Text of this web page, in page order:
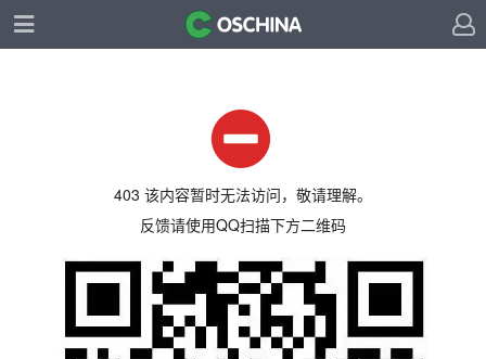
403 该内容暂时无法访问，敬请理解。
反馈请使用QQ扫描下方二维码